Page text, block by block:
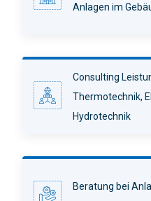
Anlagen im
Consulting
Thermotechnik,
Hydrotechnik
Beratung bei